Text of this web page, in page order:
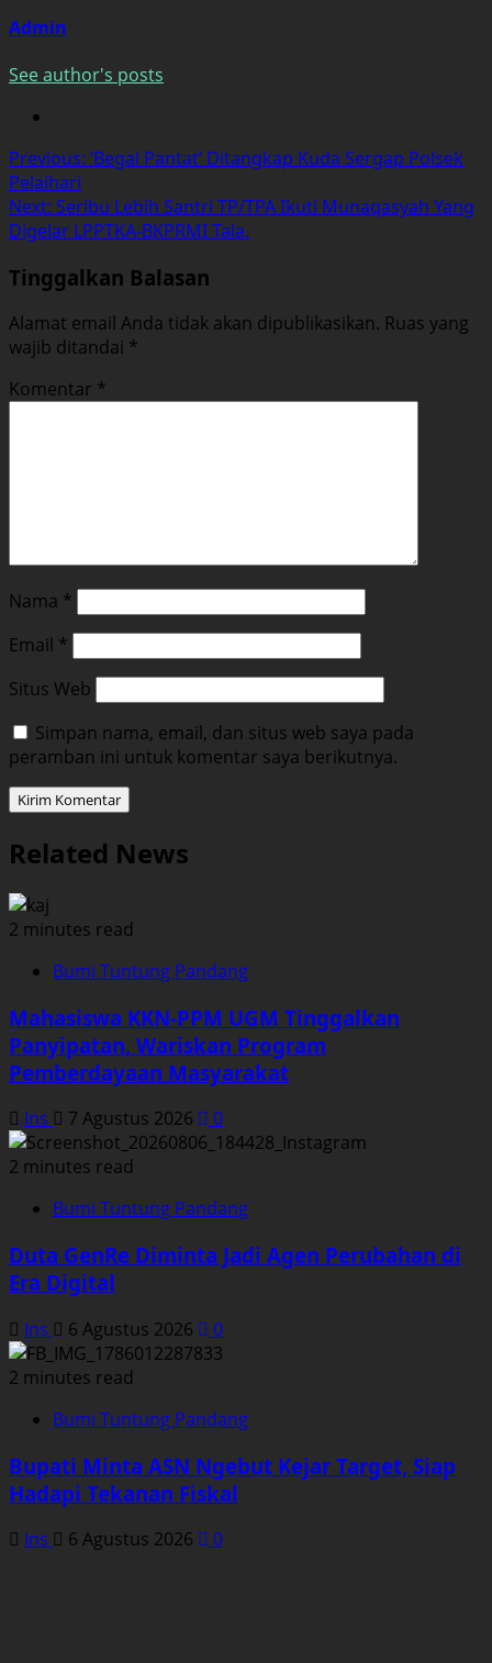
Admin
See author's posts
Post
navigation
Previous: ‘Begal Pantat’ Ditangkap Kuda Sergap Polsek
Pelaihari
Next: Seribu Lebih Santri TP/TPA Ikuti Munaqasyah Yang
Digelar LPPTKA-BKPRMI Tala.
Tinggalkan Balasan
Alamat email Anda tidak akan dipublikasikan. Ruas yang
wajib ditandai *
Komentar *
Nama *
Email *
Situs Web
Simpan nama, email, dan situs web saya pada
peramban ini untuk komentar saya berikutnya.
Related News
2 minutes read
Bumi Tuntung Pandang
Mahasiswa KKN-PPM UGM Tinggalkan
Panyipatan, Wariskan Program
Pemberdayaan Masyarakat
Ins 7 Agustus 2026
0
2 minutes read
Bumi Tuntung Pandang
Duta GenRe Diminta Jadi Agen Perubahan di
Era Digital
Ins 6 Agustus 2026
0
2 minutes read
Bumi Tuntung Pandang
Bupati Minta ASN Ngebut Kejar Target, Siap
Hadapi Tekanan Fiskal
Ins 6 Agustus 2026 0